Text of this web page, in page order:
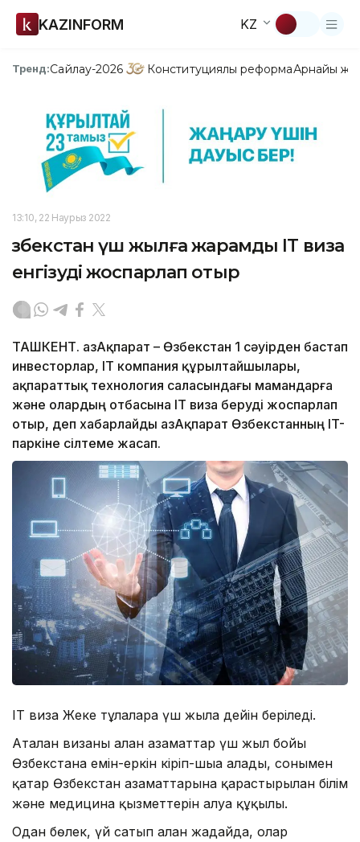
KAZINFORM KZ
Тренд:Сайлау-2026 Конституциялық реформаАрнайы
13:10, 22 Наурыз 2022
Өзбекстан үш жылға жарамды IT виза
енгізуді жоспарлап отыр
ТАШКЕНТ. ҚазАқпарат – Өзбекстан 1 сәуірден бастап
инвесторлар, IT компания құрылтайшылары,
ақпараттық технология саласындағы мамандарға
және олардың отбасына IT виза беруді жоспарлап
отыр, деп хабарлайды ҚазАқпарат Өзбекстанның IT-
паркіне сілтеме жасап.
IT виза Жеке тұлғаларға үш жылға дейін беріледі.
Аталған визаны алған азаматтар үш жыл бойы
Өзбекстанға емін-еркін кіріп-шыға алады, сонымен
қатар Өзбекстан азаматтарына қарастырылған білім
және медицина қызметтерін алуға құқылы.
Одан бөлек, үй сатып алған жағдайда, олар